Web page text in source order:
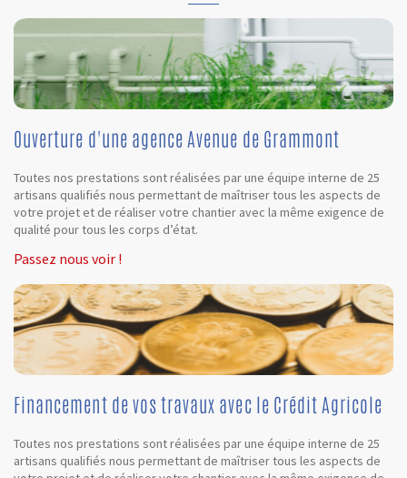
Ouverture d'une agence Avenue de Grammont
Toutes nos prestations sont réalisées par une équipe interne de 25
artisans qualifiés nous permettant de maîtriser tous les aspects de
votre projet et de réaliser votre chantier avec la même exigence de
qualité pour tous les corps d’état.
Passez nous voir !
Financement de vos travaux avec le Crédit Agricole
Toutes nos prestations sont réalisées par une équipe interne de 25
artisans qualifiés nous permettant de maîtriser tous les aspects de